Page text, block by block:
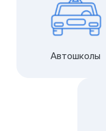
Автошколы